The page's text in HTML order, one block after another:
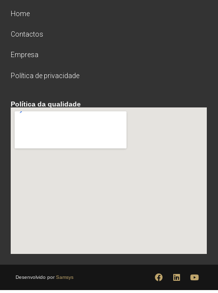
Home
Contactos
Empresa
Política de privacidade
Política da qualidade
Desenvolvido porSamsys